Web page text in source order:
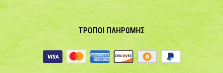
ΤΡΟΠΟΙ ΠΛΗΡΩΜΗΣ